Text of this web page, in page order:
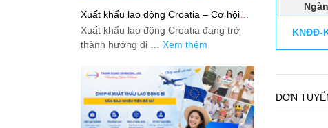
KNĐĐ-
ĐƠN
Xuất khẩu lao động Croatia – Cơ hội
nào cho lao động Việt?
Xuất khẩu lao động Croatia đang trở
thành hướng đi … Xem thêm